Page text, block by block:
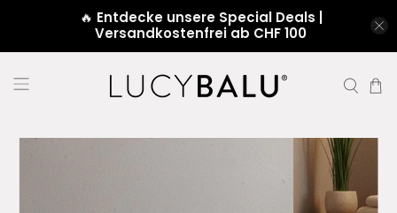
🔥 Entdecke unsere Special Deals |
Versandkostenfrei ab CHF 100